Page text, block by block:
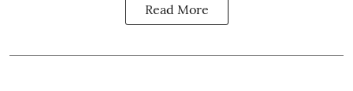
Read More